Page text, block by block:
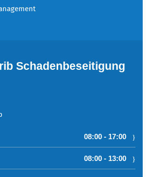
Schadenbeseitigung
08:00 - 17:00
08:00 - 13:00